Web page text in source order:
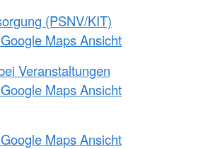
(PSNV/KIT)
Maps Ansicht
Veranstaltungen
Maps Ansicht
Maps Ansicht